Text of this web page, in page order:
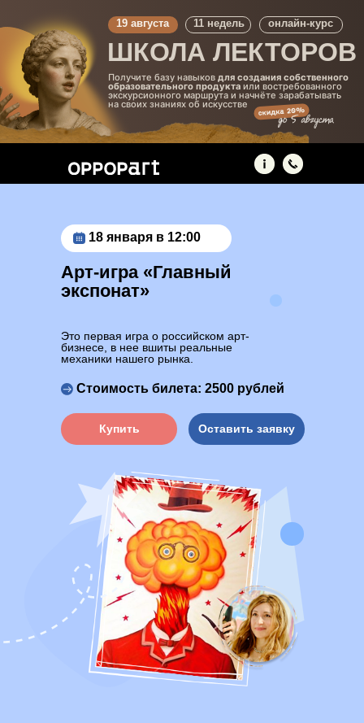
ШКОЛА ЛЕКТОРОВ
Получите базу навыковдля создания собственного
образовательного продуктаили востребованного
экскурсионного маршрута и начнёте зарабатывать
на своих знаниях об искусстве
19 августа онлайн-курс
11 недель
Арт-игра «Главный
экспонат»
Это первая игра о российском арт-
бизнесе, в нее вшиты реальные
механики нашего рынка.
Стоимость билета: 2500 рублей
Купить Оставить заявку
18 января в 12:00